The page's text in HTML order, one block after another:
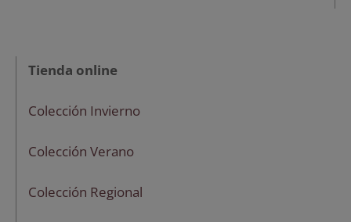
Tienda online
Colección Invierno
Colección Verano
Colección Regional